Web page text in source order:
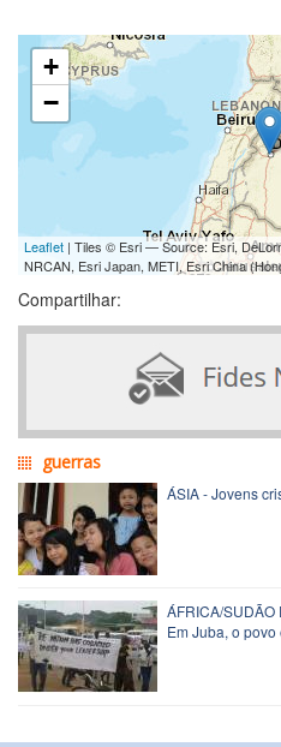
+
−
Leaflet | Tiles © Esri — Source: Esri,
NRCAN, Esri Japan, METI, Esri China
Compartilhar:
guerras
ÁSIA - Jovens
ÁFRICA/
Em Juba, o